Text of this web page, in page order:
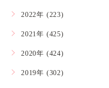
2022年 (223)
2021年 (425)
2020年 (424)
2019年 (302)